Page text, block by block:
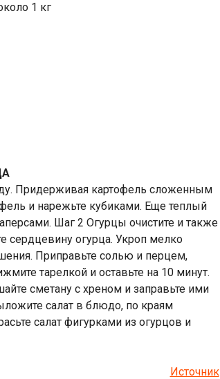
1 кг
Придерживая картофель сложенным
и нарежьте кубиками. Еще теплый
Шаг 2 Огурцы очистите и также
сердцевину огурца. Укроп мелко
Приправьте солью и перцем,
тарелкой и оставьте на 10 минут.
сметану с хреном и заправьте ими
салат в блюдо, по краям
салат фигурками из огурцов и
Источник